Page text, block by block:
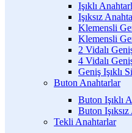
Işıklı
Işıksız
Klemensli
Klemensli
2 Vidalı
4 Vidalı
Geniş Işıklı
Buton Anahtarlar
Buton Işıklı
Buton
Tekli Anahtarlar